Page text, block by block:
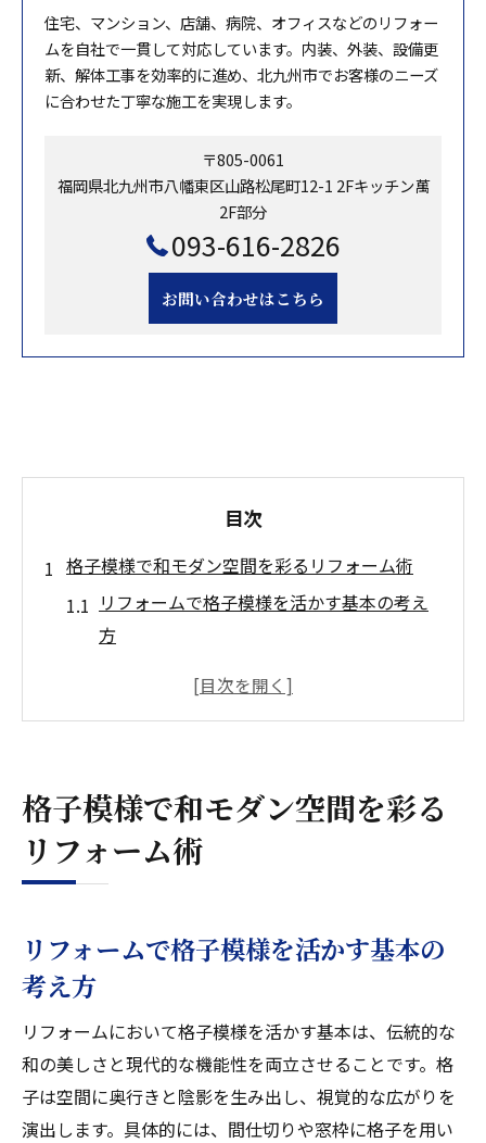
住宅、マンション、店舗、病院、オフィスなどのリフォー
ムを自社で一貫して対応しています。内装、外装、設備更
新、解体工事を効率的に進め、北九州市でお客様のニーズ
に合わせた丁寧な施工を実現します。
〒805-0061
福岡県北九州市八幡東区山路松尾町12-1 2Fキッチン萬
2F部分
093-616-2826
お問い合わせはこちら
目次
格子模様で和モダン空間を彩るリフォーム術
リフォームで格子模様を活かす基本の考え
方
インテリア格子が生み出す洗練空間のポイ
和モダン空間づくりに最適な格子デザイン
選び
格子リフォームで変わる住まいの印象と調
住まいを一新する格子リフォームの魅力と実例
力
リフォームで蘇る和モダン空間の実現ポイ
ント
格子リフォームのビフォーアフターに注目
格子模様で和モダン空間を彩る
リフォーム術
リフォームで格子模様を活かす基本の
考え方
リフォームにおいて格子模様を活かす基本は、伝統的な
和の美しさと現代的な機能性を両立させることです。格
子は空間に奥行きと陰影を生み出し、視覚的な広がりを
演出します。具体的には、間仕切りや窓枠に格子を用い